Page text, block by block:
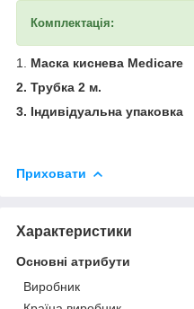
Комплектація:
1. Маска киснева Medicare
2. Трубка 2 м.
3. Індивідуальна упаковка
Приховати
Характеристики
Основні атрибути
Виробник